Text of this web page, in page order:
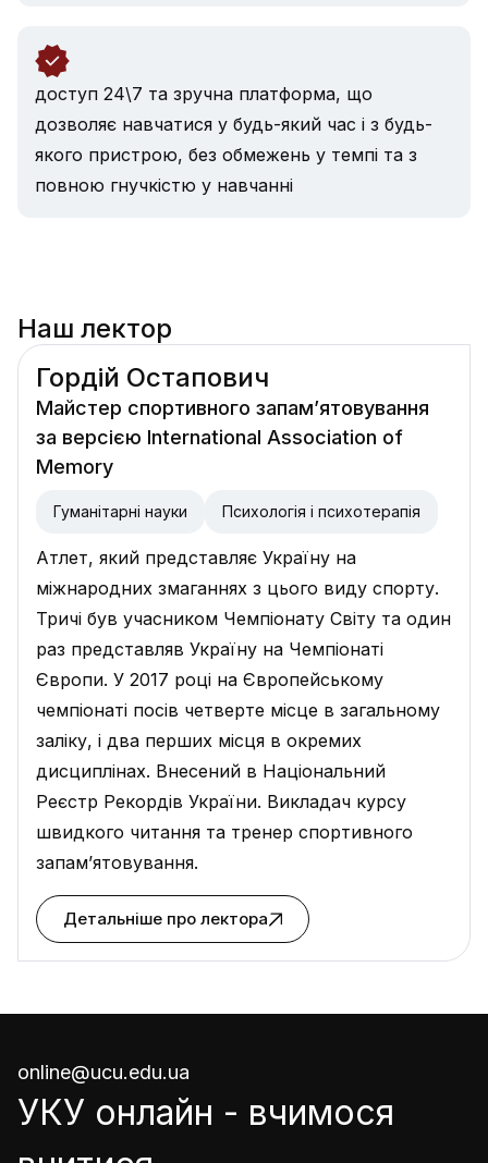
доступ 24\7 та зручна платформа, що
дозволяє навчатися у будь-який час і з будь-
якого пристрою, без обмежень у темпі та з
повною гнучкістю у навчанні
Наш лектор
Гордій Остапович
Майстер спортивного запам’ятовування
за версією International Association of
Memory
Гуманітарні науки Психологія і психотерапія
Атлет, який представляє Україну на
міжнародних змаганнях з цього виду спорту.
Тричі був учасником Чемпіонату Світу та один
раз представляв Україну на Чемпіонаті
Європи. У 2017 році на Європейському
чемпіонаті посів четверте місце в загальному
заліку, і два перших місця в окремих
дисциплінах. Внесений в Національний
Реєстр Рекордів України. Викладач курсу
швидкого читання та тренер спортивного
запам’ятовування.
Детальніше про лектора
online@ucu.edu.ua
УКУ онлайн - вчимося